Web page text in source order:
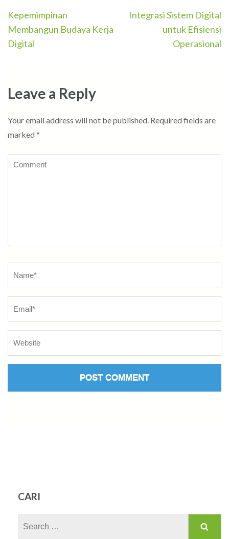
Post
navigation
Kepemimpinan
Membangun Budaya Kerja
Digital
Integrasi Sistem Digital
untuk Efisiensi
Operasional
Leave a Reply
Your email address will not be published. Required fields are
marked *
CARI